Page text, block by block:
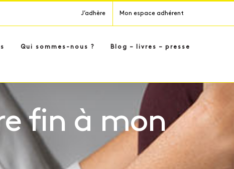
J’adhère Mon espace adhérent
Qui sommes-nous ? Blog – livres – presse
fin à mon